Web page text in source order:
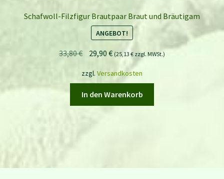
Schafwoll-Filzfigur Brautpaar Braut und Bräutigam
ANGEBOT!
33,80€
Ursprünglicher
war:
33,80 €
29,90 €Aktueller
Preis
ist:
29,90 €.
(25,13 €zzgl. MWSt.)
zzgl. Versandkosten
In den Warenkorb